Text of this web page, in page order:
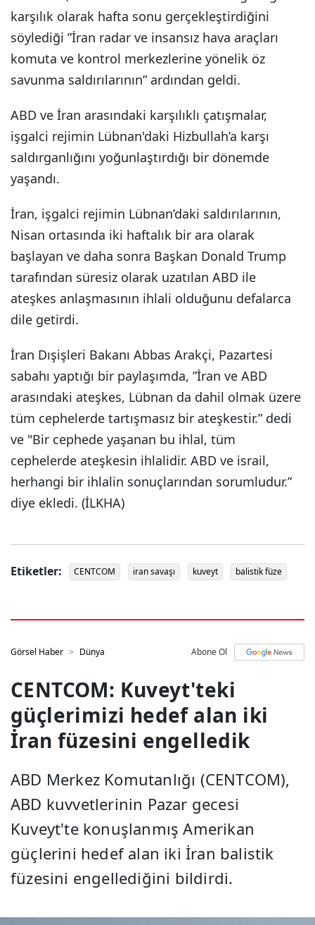
karşılık olarak hafta sonu gerçekleştirdiğini
söylediği ”İran radar ve insansız hava araçları
komuta ve kontrol merkezlerine yönelik öz
savunma saldırılarının” ardından geldi.
ABD ve İran arasındaki karşılıklı çatışmalar,
işgalci rejimin Lübnan'daki Hizbullah’a karşı
saldırganlığını yoğunlaştırdığı bir dönemde
yaşandı.
İran, işgalci rejimin Lübnan’daki saldırılarının,
Nisan ortasında iki haftalık bir ara olarak
başlayan ve daha sonra Başkan Donald Trump
tarafından süresiz olarak uzatılan ABD ile
ateşkes anlaşmasının ihlali olduğunu defalarca
dile getirdi.
İran Dışişleri Bakanı Abbas Arakçi, Pazartesi
sabahı yaptığı bir paylaşımda, ”İran ve ABD
arasındaki ateşkes, Lübnan da dahil olmak üzere
tüm cephelerde tartışmasız bir ateşkestir.” dedi
ve "Bir cephede yaşanan bu ihlal, tüm
cephelerde ateşkesin ihlalidir. ABD ve israil,
herhangi bir ihlalin sonuçlarından sorumludur.”
diye ekledi. (İLKHA)
Etiketler: CENTCOM iran savaşı kuveyt balistik füze
Görsel Haber Dünya Abone Ol
CENTCOM: Kuveyt'teki
güçlerimizi hedef alan iki
İran füzesini engelledik
ABD Merkez Komutanlığı (CENTCOM),
ABD kuvvetlerinin Pazar gecesi
Kuveyt'te konuşlanmış Amerikan
güçlerini hedef alan iki İran balistik
füzesini engellediğini bildirdi.